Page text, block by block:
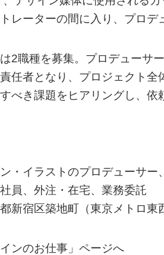
レーターの間に入り、プロデ
2職種を募集。プロデューサ
任者となり、プロジェクト
べき課題をヒアリングし、
・イラストのプロデューサー
員、外注・在宅、業務委託
新宿区築地町（東京メトロ東
ンのお仕事」ページへ